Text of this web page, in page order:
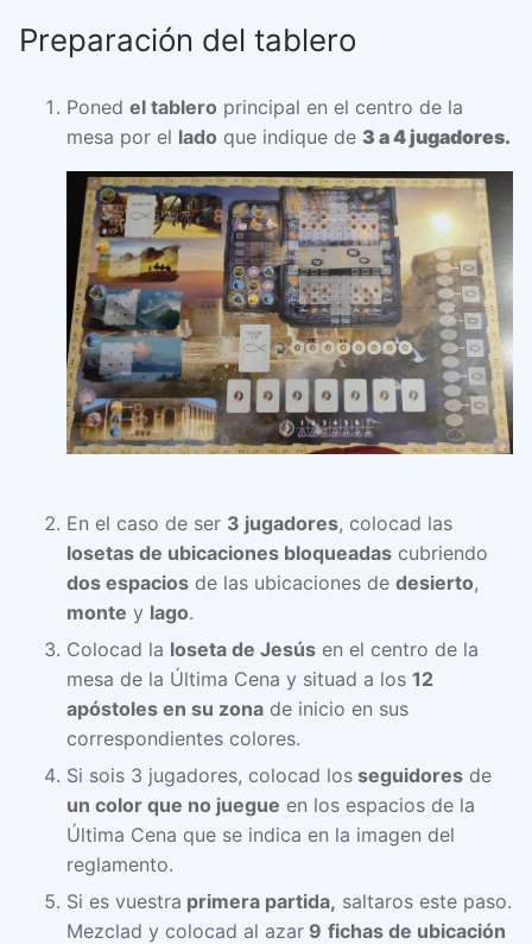
Preparación del tablero
Poned el tablero principal en el centro de la
mesa por el lado que indique de 3 a 4 jugadores.
En el caso de ser 3 jugadores, colocad las
losetas de ubicaciones bloqueadas cubriendo
dos espacios de las ubicaciones de desierto,
monte y lago.
Colocad la loseta de Jesús en el centro de la
mesa de la Última Cena y situad a los 12
apóstoles en su zona de inicio en sus
correspondientes colores.
Si sois 3 jugadores, colocad los seguidores de
un color que no juegue en los espacios de la
Última Cena que se indica en la imagen del
reglamento.
Si es vuestra primera partida, saltaros este paso.
Mezclad y colocad al azar 9 fichas de ubicación